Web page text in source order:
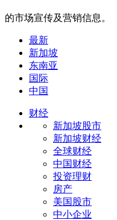
的市场宣传及营销信息。
最新
新加坡
东南亚
国际
中国
财经
新加坡股市
新加坡财经
全球财经
中国财经
投资理财
房产
美国股市
中小企业